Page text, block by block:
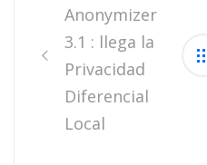
Anonymizer
3.1 : llega la
Privacidad
Diferencial
Local